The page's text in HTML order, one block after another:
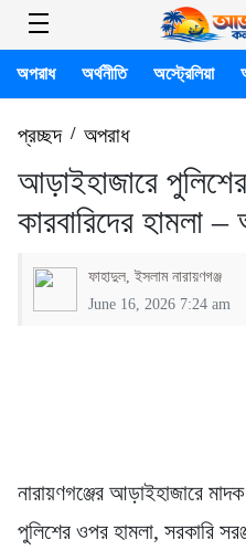
অপরাধ অর্থনীতি অস্ট্রেলিয়া
প্রচ্ছদ/ অপরাধ
আড়াইহাজারে
কারবারিদের হামলা
ফাহাদুল, ইসলাম নারায়ণগঞ্জ
June 16, 2026 7:24 am
নারায়ণগঞ্জের আড়াইহাজারে
পুলিশের ওপর হামলা, সরকারি